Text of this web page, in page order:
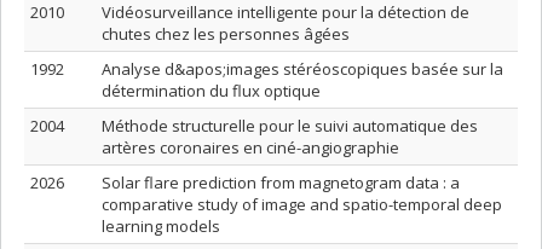
2010
Vidéosurveillance intelligente pour la détection de
chutes chez les personnes âgées
1992
Analyse d&apos;images stéréoscopiques basée sur la
détermination du flux optique
2004
Méthode structurelle pour le suivi automatique des
artères coronaires en ciné-angiographie
2026
Solar flare prediction from magnetogram data : a
comparative study of image and spatio-temporal deep
learning models